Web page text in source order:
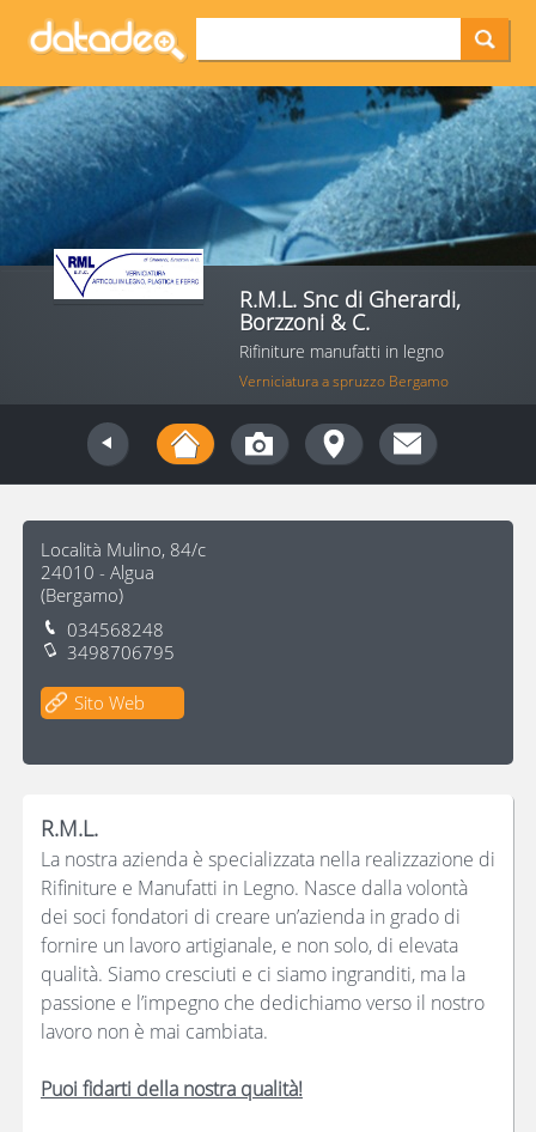
R.M.L. Snc di Gherardi,
Borzzoni & C.
Rifiniture manufatti in legno
Verniciatura a spruzzo Bergamo
Località Mulino, 84/c
24010 - Algua
(Bergamo)
034568248
3498706795
Sito Web
R.M.L.
La nostra azienda è specializzata nella realizzazione di
Rifiniture e Manufatti in Legno. Nasce dalla volontà
dei soci fondatori di creare un’azienda in grado di
fornire un lavoro artigianale, e non solo, di elevata
qualità. Siamo cresciuti e ci siamo ingranditi, ma la
passione e l’impegno che dedichiamo verso il nostro
lavoro non è mai cambiata.
Puoi fidarti della nostra qualità!